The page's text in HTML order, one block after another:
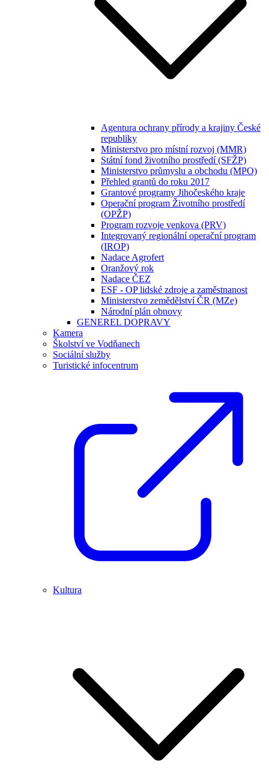
Agentura ochrany přírody a krajiny České
republiky
Ministerstvo pro místní rozvoj (MMR)
Státní fond životního prostředí (SFŽP)
Ministerstvo průmyslu a obchodu (MPO)
Přehled grantů do roku 2017
Grantové programy Jihočeského kraje
Operační program Životního prostředí
(OPŽP)
Program rozvoje venkova (PRV)
Integrovaný regionální operační program
(IROP)
Nadace Agrofert
Oranžový rok
Nadace ČEZ
ESF - OP lidské zdroje a zaměstnanost
Ministerstvo zemědělství ČR (MZe)
Národní plán obnovy
GENEREL DOPRAVY
Kamera
Školství ve Vodňanech
Sociální služby
Turistické infocentrum
Kultura